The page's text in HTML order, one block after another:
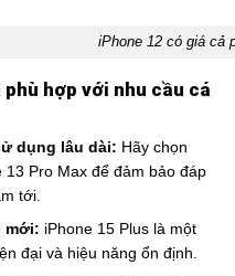
iPhone 12 có giá cả
hợp với nhu cầu cá
dụng lâu dài: Hãy chọn
13 Pro Max để đảm bảo đáp
tới.
mới: iPhone 15 Plus là một
đại và hiệu năng ổn định.